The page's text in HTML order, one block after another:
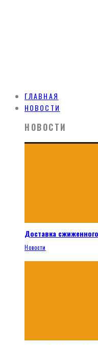
ГЛАВНАЯ
НОВОСТИ
НОВОСТИ
Доставка
Новости